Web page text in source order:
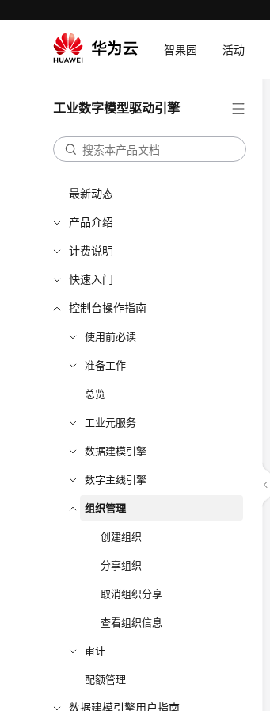
智果园 活动
工业数字模型驱动引擎
最新动态
产品介绍
计费说明
快速入门
控制台操作指南
使用前必读
准备工作
总览
工业元服务
数据建模引擎
数字主线引擎
组织管理
创建组织
分享组织
取消组织分享
查看组织信息
审计
配额管理
数据建模引擎用户指南